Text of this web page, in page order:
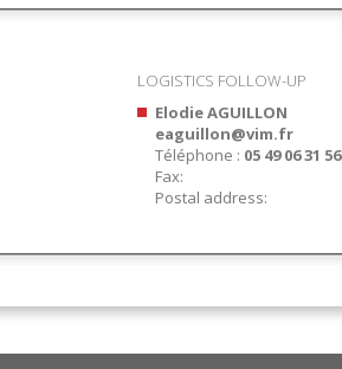
LOGISTICS FOLLOW-UP
Elodie AGUILLON
eaguillon@vim.fr
Téléphone : 05 49 06 31 56
Fax:
Postal address: